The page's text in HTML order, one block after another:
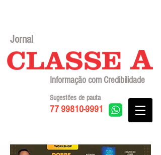
Jornal
Informação com Credibilidade
77 99810-9991
Sugestões de pauta